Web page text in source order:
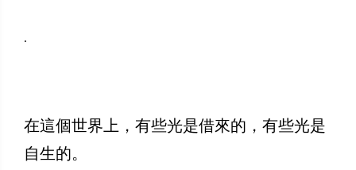
.
​在這個世界上，有些光是借來的，有些光是
自生的。